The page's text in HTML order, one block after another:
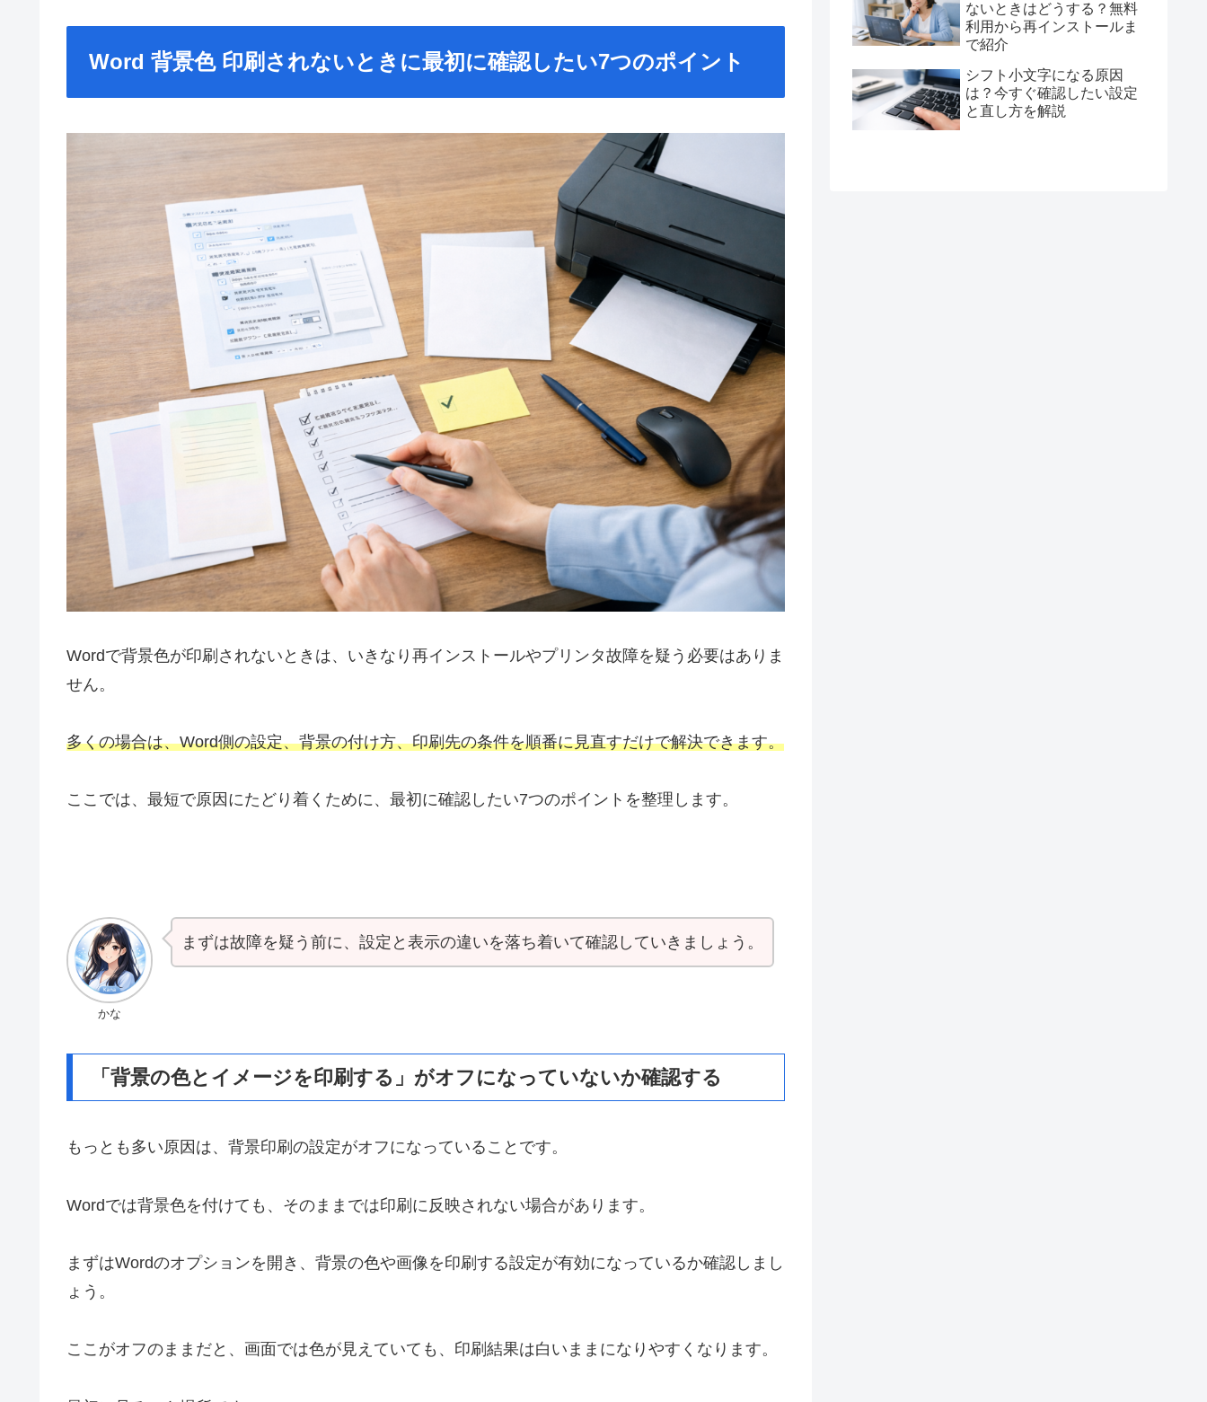
Word 背景色 印刷されないときに最初に確認したい7つのポイント
Wordで背景色が印刷されないときは、いきなり再インストールやプリンタ故障を疑う必要はありま
せん。
多くの場合は、Word側の設定、背景の付け方、印刷先の条件を順番に見直すだけで解決できます。
ここでは、最短で原因にたどり着くために、最初に確認したい7つのポイントを整理します。
かな
まずは故障を疑う前に、設定と表示の違いを落ち着いて確認していきましょう。
「背景の色とイメージを印刷する」がオフになっていないか確認する
もっとも多い原因は、背景印刷の設定がオフになっていることです。
Wordでは背景色を付けても、そのままでは印刷に反映されない場合があります。
まずはWordのオプションを開き、背景の色や画像を印刷する設定が有効になっているか確認しまし
ょう。
ここがオフのままだと、画面では色が見えていても、印刷結果は白いままになりやすくなります。
ないときはどうする？無料
利用から再インストールま
で紹介
シフト小文字になる原因
は？今すぐ確認したい設定
と直し方を解説